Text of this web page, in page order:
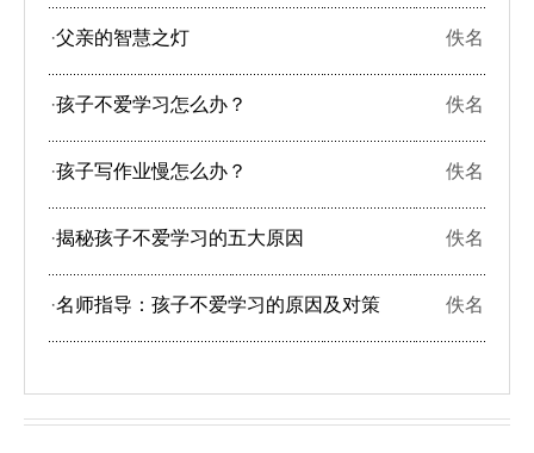
·父亲的智慧之灯 佚名
·孩子不爱学习怎么办？ 佚名
·孩子写作业慢怎么办？ 佚名
·揭秘孩子不爱学习的五大原因 佚名
·名师指导：孩子不爱学习的原因及对策 佚名